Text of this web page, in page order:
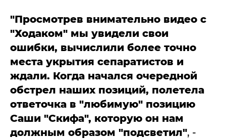
"Просмотрев внимательно видео с
"Ходаком" мы увидели свои
ошибки, вычислили более точно
места укрытия сепаратистов и
ждали. Когда начался очередной
обстрел наших позиций, полетела
ответочка в "любимую" позицию
Саши "Скифа", которую он нам
должным образом "подсветил", -